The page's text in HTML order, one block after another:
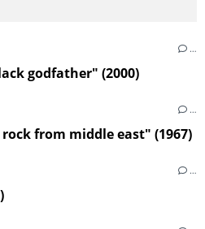
…
godfather" (2000)
…
from middle east" (1967)
…